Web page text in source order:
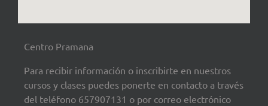
Centro Pramana
Para recibir información o inscribirte en nuestros
cursos y clases puedes ponerte en contacto a través
del teléfono 657907131 o por correo electrónico